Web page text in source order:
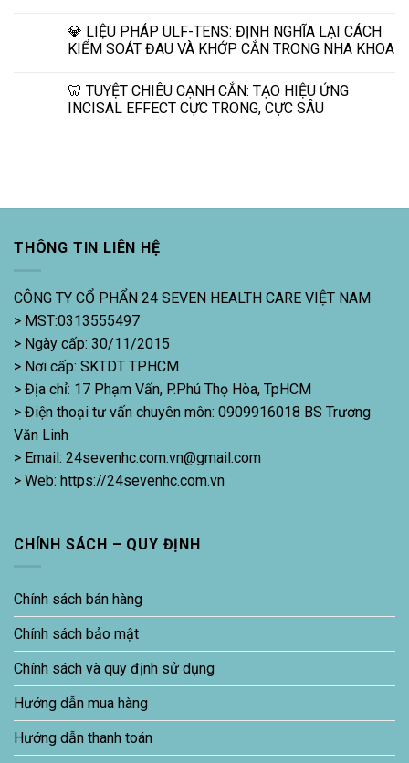
💎 LIỆU PHÁP ULF-TENS: ĐỊNH NGHĨA LẠI CÁCH
KIỂM SOÁT ĐAU VÀ KHỚP CẮN TRONG NHA KHOA
🦷 TUYỆT CHIÊU CẠNH CẮN: TẠO HIỆU ỨNG
INCISAL EFFECT CỰC TRONG, CỰC SÂU
THÔNG TIN LIÊN HỆ
CÔNG TY CỔ PHẨN 24 SEVEN HEALTH CARE VIỆT NAM
> MST:0313555497
> Ngày cấp: 30/11/2015
> Nơi cấp: SKTDT TPHCM
> Địa chỉ: 17 Phạm Vấn, P.Phú Thọ Hòa, TpHCM
> Điện thoại tư vấn chuyên môn: 0909916018 BS Trương
Văn Linh
> Email: 24sevenhc.com.vn@gmail.com
> Web: https://24sevenhc.com.vn
CHÍNH SÁCH – QUY ĐỊNH
Chính sách bán hàng
Chính sách bảo mật
Chính sách và quy định sử dụng
Hướng dẫn mua hàng
Hướng dẫn thanh toán